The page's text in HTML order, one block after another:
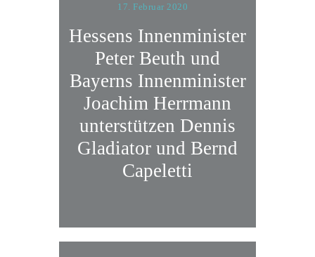
17. Februar 2020
Hessens Innenminister
Peter Beuth und
Bayerns Innenminister
Joachim Herrmann
unterstützen Dennis
Gladiator und Bernd
Capeletti